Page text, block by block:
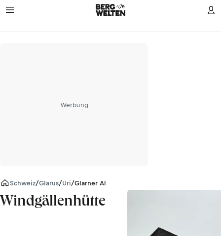
Werbung
Schweiz/Glarus/Uri/Glarner Alpen
Windgällenhütte